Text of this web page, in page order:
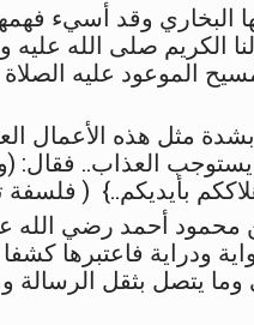
الإسراء والمعراج >>
خاتم النبيين صلى
البخاري وقد أسيء
الكريم صلى الله عليه
الموعود عليه
مثل هذه الأعمال
العذاب.. فقال:
محمود أحمد رضي
ودراية فاعتبرها
يتصل بثقل الرسالة